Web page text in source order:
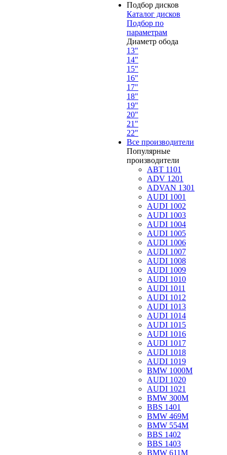
Подбор дисков
Каталог дисков
Подбор по
параметрам
Диаметр обода
13"
14"
15"
16"
17"
18"
19"
20"
21"
22"
Все производители
Популярные
производители
ABT 1101
ADV 1201
ADVAN 1301
AUDI 1001
AUDI 1002
AUDI 1003
AUDI 1004
AUDI 1005
AUDI 1006
AUDI 1007
AUDI 1008
AUDI 1009
AUDI 1010
AUDI 1011
AUDI 1012
AUDI 1013
AUDI 1014
AUDI 1015
AUDI 1016
AUDI 1017
AUDI 1018
AUDI 1019
BMW 1000M
AUDI 1020
AUDI 1021
BMW 300M
BBS 1401
BMW 469M
BMW 554M
BBS 1402
BBS 1403
BMW 611M